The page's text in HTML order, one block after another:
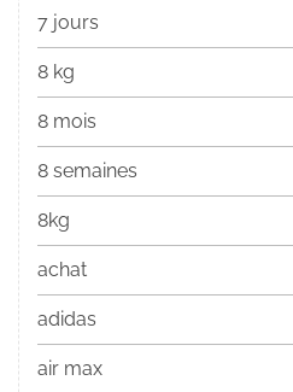
7 jours
8 kg
8 mois
8 semaines
8kg
achat
adidas
air max